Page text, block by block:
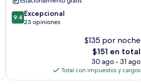
9.4
de
9.4 Excepcional
23 opiniones
$135 por noche
El
precio
actual
es
$151 en total
30 ago - 31 ago
Total con impuestos y cargos